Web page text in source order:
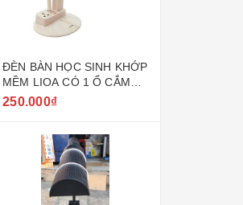
ĐÈN BÀN HỌC SINH KHỚP
MỀM LIOA CÓ 1 Ổ CẮM
ĐA NĂNG VÀ 1 HỘP
250.000₫